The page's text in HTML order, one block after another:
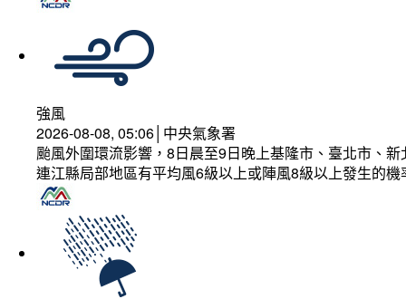
強風
2026-08-08, 05:06│中央氣象署
颱風外圍環流影響，8日晨至9日晚上基隆市、臺北市、
連江縣局部地區有平均風6級以上或陣風8級以上發生的